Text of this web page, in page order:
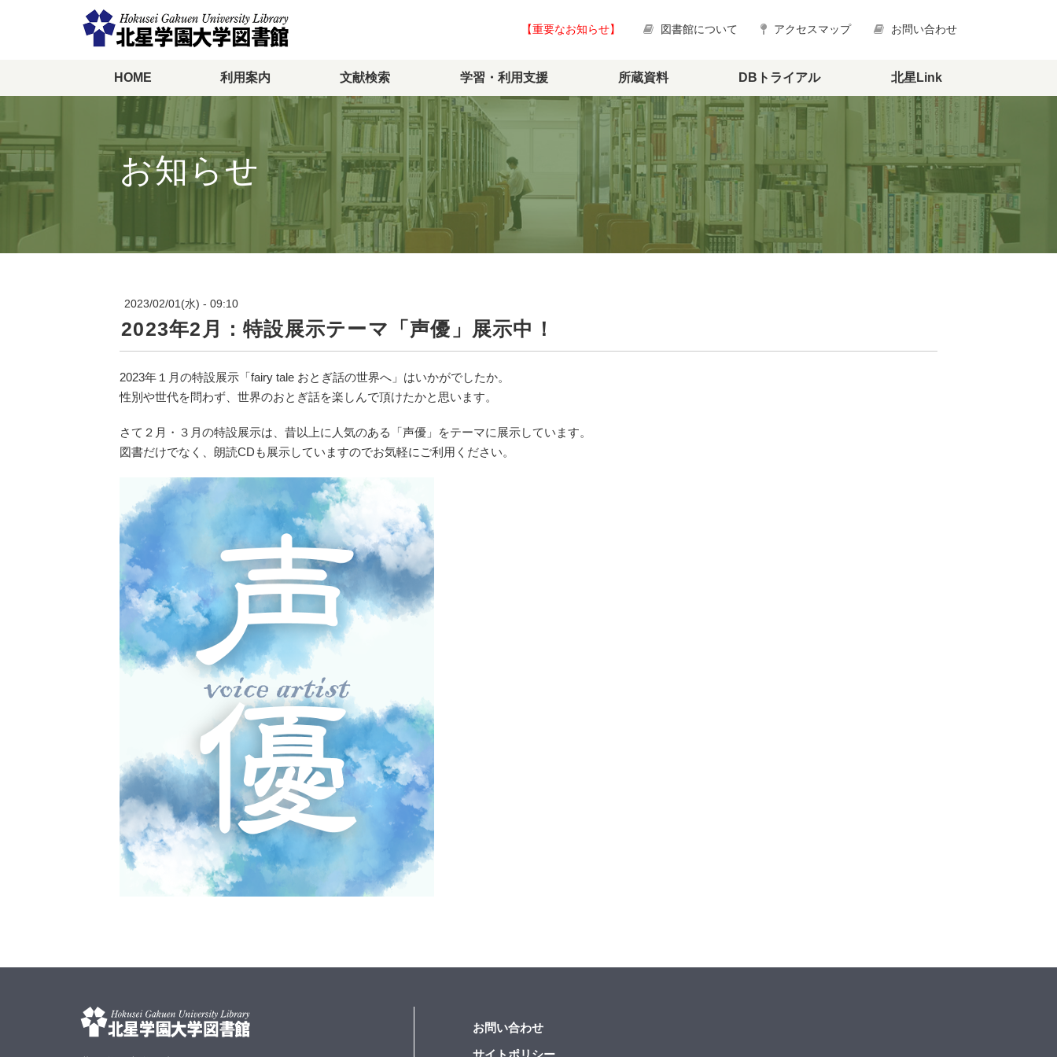
コ
ン
テ
ツ
【重要なお知らせ】 図書館について アクセスマップ お問い合わせ
HOME 利用案内 文献検索 学習・利用支援 所蔵資料 DBトライアル 北星Link
お知らせ
2023/02/01(水) - 09:10
2023年2月：特設展示テーマ「声優」展示中！
2023年１月の特設展示「fairy tale おとぎ話の世界へ」はいかがでしたか。
性別や世代を問わず、世界のおとぎ話を楽しんで頂けたかと思います。
さて２月・３月の特設展示は、昔以上に人気のある「声優」をテーマに展示しています。
図書だけでなく、朗読CDも展示していますのでお気軽にご利用ください。
お問い合わせ
サイトポリシー